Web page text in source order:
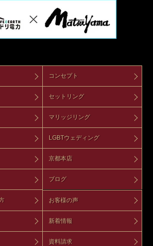
コンセプト
セットリング
マリッジリング
LGBTウェディング
京都本店
ブログ
お客様の声
新着情報
資料請求